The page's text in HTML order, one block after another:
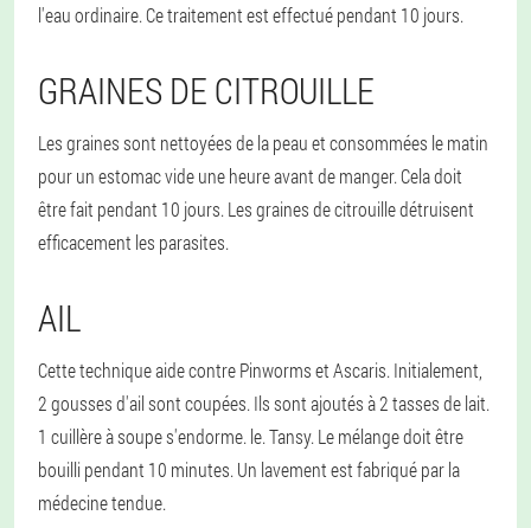
l'eau ordinaire.Ce traitement est effectué pendant 10 jours.
GRAINES DE CITROUILLE
Les graines sont nettoyées de la peau et consommées le matin
pour un estomac vide une heure avant de manger. Cela doit
être fait pendant 10 jours. Les graines de citrouille détruisent
efficacement les parasites.
AIL
Cette technique aide contre Pinworms et Ascaris. Initialement,
2 gousses d'ail sont coupées. Ils sont ajoutés à 2 tasses de lait.
1 cuillère à soupe s'endorme. le. Tansy. Le mélange doit être
bouilli pendant 10 minutes. Un lavement est fabriqué par la
médecine tendue.